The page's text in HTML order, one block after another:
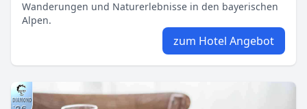
Wanderungen und Naturerlebnisse in den bayerischen
Alpen.
zum Hotel Angebot